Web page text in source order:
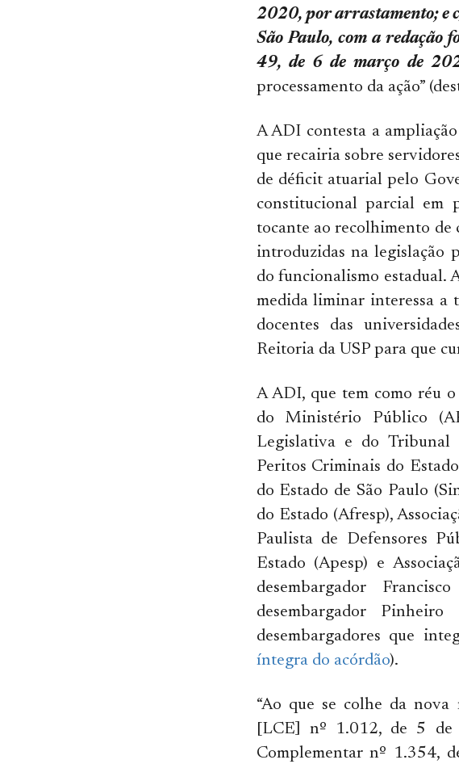
2020, por arrastamento; e
São Paulo, com a redação
49, de 6 de março de
processamento da ação”
A ADI contesta a
que recairia sobre
de déficit atuarial pelo
constitucional parcial em
tocante ao recolhimento de
introduzidas na legislação
do funcionalismo estadual.
medida liminar interessa a
docentes das
Reitoria da USP para que
A ADI, que tem como réu
do Ministério Público
Legislativa e do Tribunal
Peritos Criminais do
do Estado de São Paulo
do Estado (Afresp),
Paulista de Defensores
Estado (Apesp) e
desembargador
desembargador
desembargadores que
íntegra do acórdão).
“Ao que se colhe da
[LCE] nº 1.012, de 5
Complementar nº 1.354,